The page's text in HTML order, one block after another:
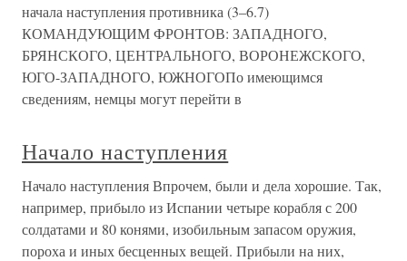
начала наступления противника (3–6.7)
КОМАНДУЮЩИМ ФРОНТОВ: ЗАПАДНОГО,
БРЯНСКОГО, ЦЕНТРАЛЬНОГО, ВОРОНЕЖСКОГО,
ЮГО-ЗАПАДНОГО, ЮЖНОГОПо имеющимся
сведениям, немцы могут перейти в
Начало наступления
Начало наступления Впрочем, были и дела хорошие. Так,
например, прибыло из Испании четыре корабля с 200
солдатами и 80 конями, изобильным запасом оружия,
пороха и иных бесценных вещей. Прибыли на них,